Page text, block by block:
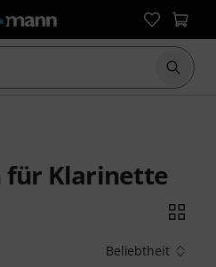
Suche
für Klarinette
Beliebtheit